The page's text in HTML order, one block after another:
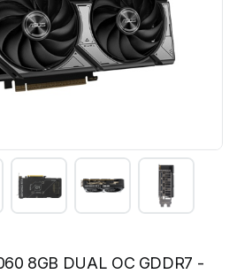
8GB DUAL OC GDDR7 -